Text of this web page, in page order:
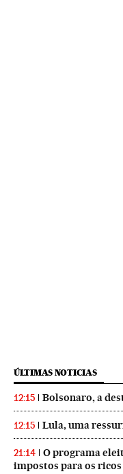
ÚLTIMAS NOTICIAS
12:15 Bolsonaro, a
12:15 Lula, uma
21:14
O programa
impostos para os